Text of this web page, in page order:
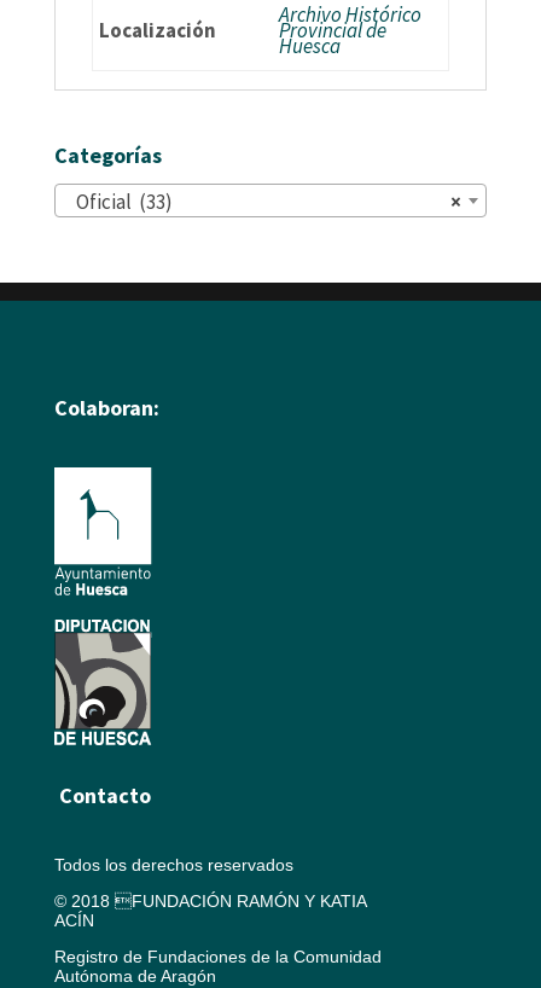
Localización
Archivo Histórico
Provincial de
Huesca
Categorías
×
Oficial (33)
Colaboran:
Contacto
Todos los derechos reservados
© 2018 FUNDACIÓN RAMÓN Y KATIA
ACÍN
Registro de Fundaciones de la Comunidad
Autónoma de Aragón